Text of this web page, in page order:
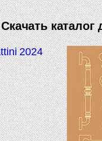
Скачать каталог
2024